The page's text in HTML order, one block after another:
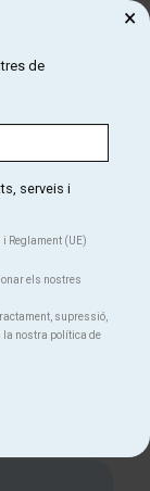
de
serveis i
Reglament (UE)
els nostres
supressió,
la nostra política de
×